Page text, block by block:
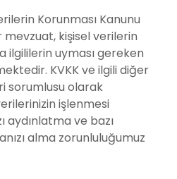
Korunması Kanunu
mevzuat, kişisel verilerin
ilgililerin uyması gereken
KVKK ve ilgili diğer
sorumlusu olarak
işlenmesi
aydınlatma ve bazı
alma zorunluluğumuz